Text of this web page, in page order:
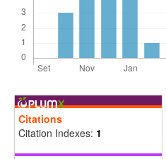
Citations
Citation Indexes: 1